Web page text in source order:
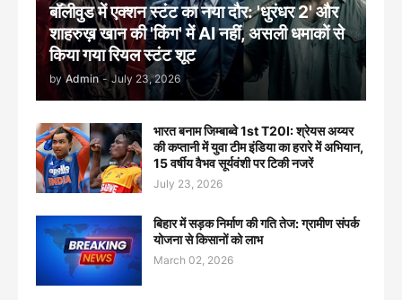
बॉलीवुड में एक्शन स्टंट का नया दौर: 'धुरंधर 2' और
शाहरुख़ खान की 'किंग' में AI नहीं, असली धमाकों से
किया गया रियल स्टंट शूट
by Admin - July 23, 2026
भारत बनाम जिम्बाब्वे 1st T20I: श्रेयस अय्यर
की कप्तानी में युवा टीम इंडिया का हरारे में अभियान,
15 वर्षीय वैभव सूर्यवंशी पर टिकी नजरें
July 23, 2026
बिहार में सड़क निर्माण की गति तेज: ग्रामीण संपर्क
योजना से किसानों को लाभ
March 02, 2026